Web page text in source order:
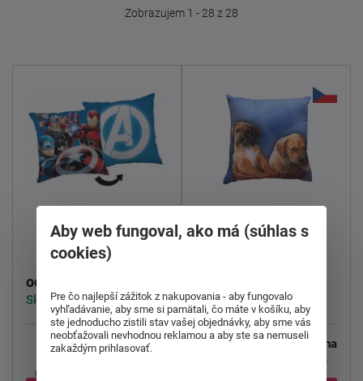
Zobrazujem 1 - 28 z 28
Detský vankúš
Avengers Heroes 02
od
Skladom > 5 ks
Dekoračný vankúšik
Avengers Heroes 02
nielen pre deti. Z každej
Vankúš Dvě štěňata
na modrém
Skladom > 5 ks
VankúšikDve šteniatka na
Aby web fungoval, ako má (súhlas s
cookies)
Pre čo najlepší zážitok z nakupovania - aby fungovalo
vyhľadávanie, aby sme si pamätali, čo máte v košíku, aby
ste jednoducho zistili stav vašej objednávky, aby sme vás
neobťažovali nevhodnou reklamou a aby ste sa nemuseli
zakaždým prihlasovať.